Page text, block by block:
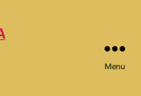
Menu